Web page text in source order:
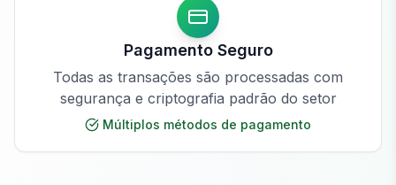
Pagamento Seguro
Todas as transações são processadas com
segurança e criptografia padrão do setor
Múltiplos métodos de pagamento